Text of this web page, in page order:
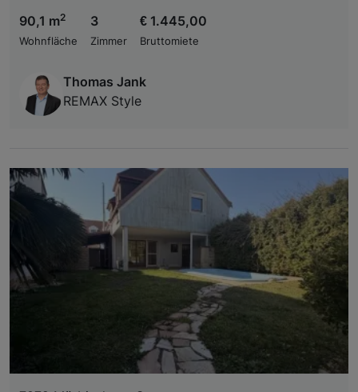
90,1 m2
Wohnfläche
3
Zimmer
€ 1.445,00
Bruttomiete
Thomas Jank
REMAX Style